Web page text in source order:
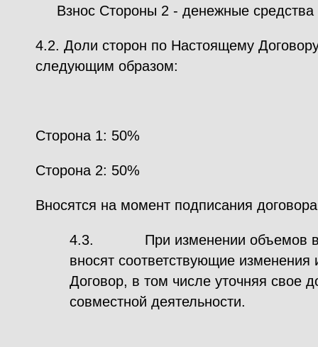
Взнос Стороны 2 - денежные
4.2. Доли сторон по Настоящему
следующим образом:
Сторона 1: 50%
Сторона 2: 50%
Вносятся на момент подписания
4.3. При изменении объемов
вносят соответствующие
Договор, в том числе уточняя свое
совместной деятельности.